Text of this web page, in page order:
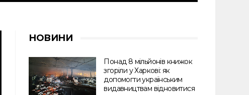
НОВИНИ
Понад 8 мільйонів книжок
згоріли у Харкові: як
допомогти українським
видавництвам відновитися